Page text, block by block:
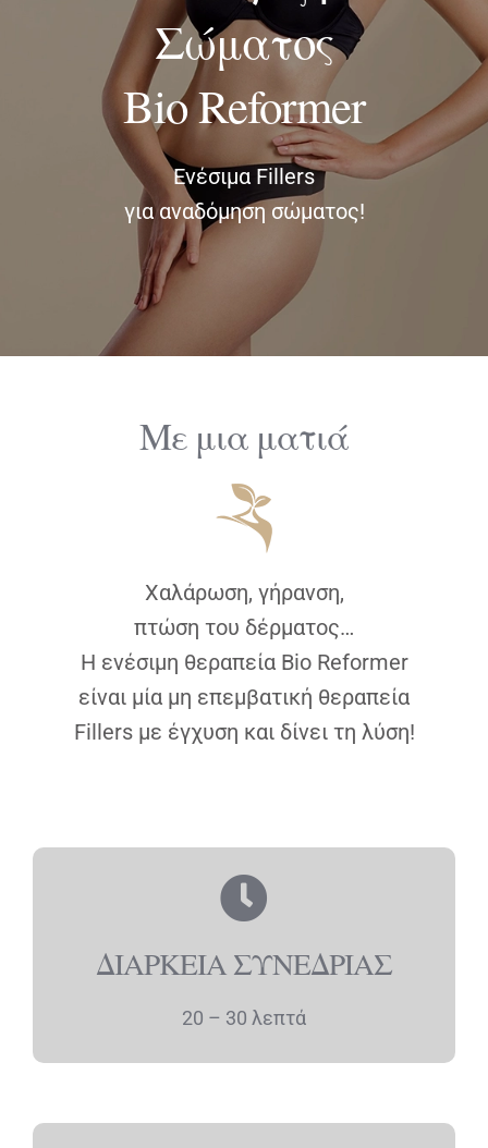
ΔΙΑΓΝΩΣΤΙΚΕΣ ΑΝΑΛΥΣΕΙΣ
BLOG
ΕΠΙΚΟΙΝΩΝΙΑ
Σώματος
Bio Reformer
Ενέσιμα Fillers
για αναδόμηση σώματος!
Με μια ματιά
Χαλάρωση, γήρανση,
πτώση του δέρματος…
Η ενέσιμη θεραπεία Bio Reformer
είναι μία μη επεμβατική θεραπεία
Fillers με έγχυση και δίνει τη λύση!
ΔΙΑΡΚΕΙΑ ΣΥΝΕΔΡΙΑΣ
20 – 30 λεπτά